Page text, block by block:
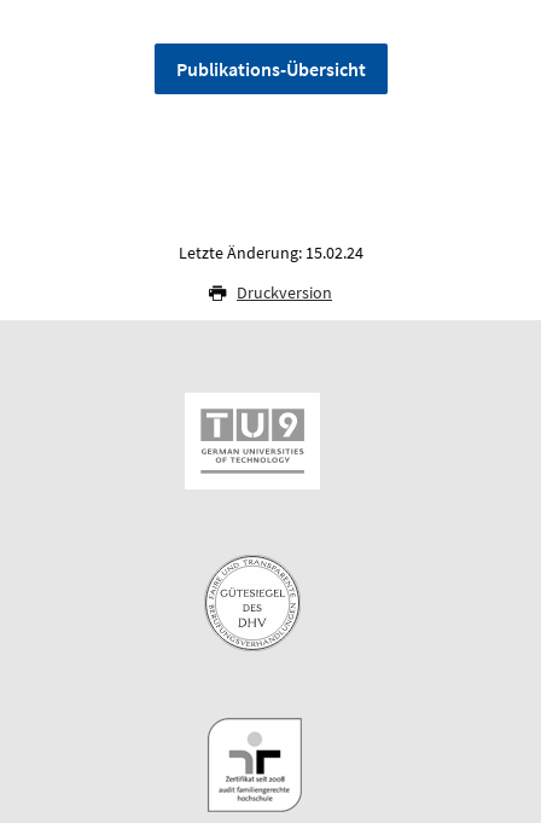
Publikations-Übersicht
Letzte Änderung: 15.02.24
Druckversion